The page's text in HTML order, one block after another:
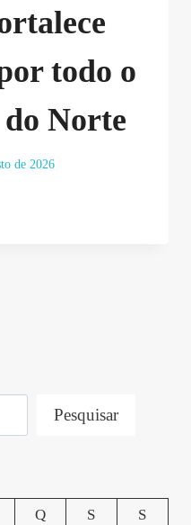
todo o
Norte
de 2026
Pesquisar
Q S S